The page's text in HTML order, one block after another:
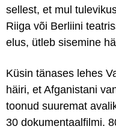
sellest, et mul
Riiga või Berliini
elus, ütleb sisemine
Küsin tänases lehes
häiri, et Afganistani
toonud suuremat
30 dokumentaalfilmi.